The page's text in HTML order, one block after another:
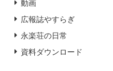
動画
広報誌やすらぎ
永楽荘の日常
資料ダウンロード